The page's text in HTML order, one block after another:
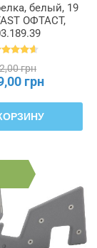
белый, 19
ОФТАСТ,
грн
грн